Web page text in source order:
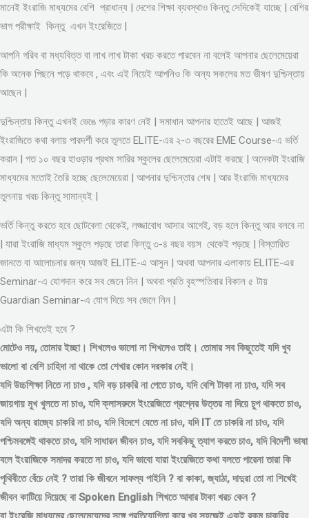
মানেই ইংরাজি মাধ্যমের বেশি প্রাধান্য | দেশের শিক্ষা ব্যবস্থাও কিন্তু সেদিকেই যাচ্ছে | বেশির
ভাগ পরীক্ষাই কিন্তু এখন ইংরেজিতে |
আপনি গরিব বা মধ্যবিত্ত বা লাখ লাখ টাকা খরচ করতে পারবেন না বলেই আপনার ছেলেমেয়েরা
কি অনেক পিছনে পড়ে থাকবে , এবং এই নিয়েই আপনিও কি অন্য সকলের মত ভীষণ দুশ্চিন্তায়
আছেন |
দুশ্চিন্তায় কিন্তু এখনই ভেঙে পড়ার কারণ নেই | সমাধান আপনার হাতেই আছে | আজই
ইংরাজিতে কথা বলায় পারদর্শী করে তুলতে ELITE-এর ২-৩ বছরের EME Course-এ ভর্তি
করান | গত ১০ বছর হাওড়ার প্রথম সারির স্কুলের ছেলেমেয়েরা এটাই করছে | অনেকটা ইংরাজি
মাধ্যমের মতোই তৈরি হচ্ছে ছেলেমেয়েরা | আপনার দুশ্চিন্তার শেষ | আর ইংরাজি মাধ্যমের
তুলনায় খরচ কিন্তু সামান্যই |
ভর্তি কিন্তু করতে হবে ছোটবেলা থেকেই, লজ্জাবোধ আসার আগেই, বড় হলে কিন্তু আর বলবে না
| যারা ইংরাজি মাধ্যম স্কুলে পড়ছে তারা কিন্তু ৩-৪ বছর বয়স থেকেই পড়ছে | বিস্তারিত
জানতে বা আলোচনার জন্য আজই ELITE-এ আসুন | অথবা আপনার এলাকায় ELITE-এর
Seminar-এ যোগদান করে সব জেনে নিন | অথবা প্রতি বৃহস্পতিবার বিকাল ৫ টায়
Guardian Seminar-এ যোগ দিয়ে সব জেনে নিন |
এটা কি শিখতেই হবে ?
মোটেও নয়, তোমার ইচ্ছা। শিখলেও ভালো না শিখলেও তাই। তোমার সব কিছুতেই যদি খুব
ভালো বা বেশি চাহিদা না থাকে তো শেখার কোন দরকার নেই।
যদি উচ্চশিক্ষা নিতে না চাও , যদি বড় চাকরি না পেতে চাও, যদি বেশি টাকা না চাও, যদি সব
জায়গায় মুখ খুলতে না চাও, যদি ক্লাসরুমে ইংরেজিতে প্রশ্নের উত্তর না দিয়ে চুপ থাকতে চাও,
যদি অন্য রাজ্যে চাকরি না চাও, যদি বিদেশে যেতে না চাও, যদি IT তে চাকরি না চাও, যদি
পশ্চিমবঙ্গেই থাকতে চাও, যদি সাধারন জীবন চাও, যদি সবকিছু ত্যাগ করতে চাও, যদি বিদেশী ভাষা
বলে ইংরাজিকে সমাদর করতে না চাও, যদি ভাবো যারা ইংরেজিতে কথা বলতে পারেনা তারা কি
পৃথিবীতে বেঁচে নেই ? তারা কি জীবনে সাফল্য পাইনি ? বা কাকা, জ্যাঠা, দাদুরা তো না শিখেই
জীবন কাটিয়ে দিয়েছে বা Spoken English শিখতে আবার টাকা খরচ কেন ?